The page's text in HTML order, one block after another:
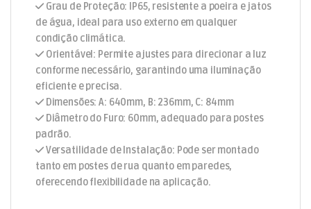
Grau de Proteção: IP65, resistente a poeira e jatos
de água, ideal para uso externo em qualquer
condição climática.
Orientável: Permite ajustes para direcionar a luz
conforme necessário, garantindo uma iluminação
eficiente e precisa.
Dimensões: A: 640mm, B: 236mm, C: 84mm
Diâmetro do Furo: 60mm, adequado para postes
padrão.
Versatilidade de Instalação: Pode ser montado
tanto em postes de rua quanto em paredes,
oferecendo flexibilidade na aplicação.